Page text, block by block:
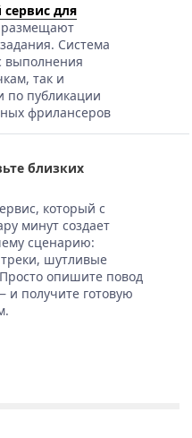
для
размещают
Система
выполнения
так и
по публикации
фрилансеров
близких
который с
минут создает
сценарию:
шутливые
опишите повод
и получите готовую